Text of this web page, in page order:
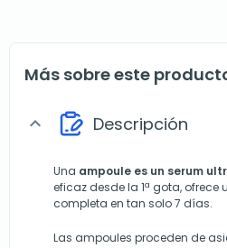
Más sobre este
expand_more Descripción
Una ampoule es un serum
eficaz desde la 1ª gota, ofrece
completa en tan solo 7 días.
Las ampoules proceden de